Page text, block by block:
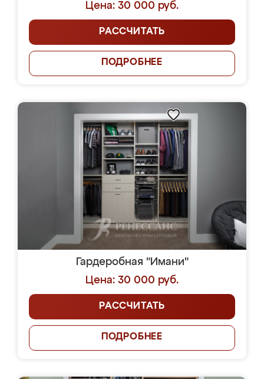
Цена: 30 000 руб.
РАССЧИТАТЬ
ПОДРОБНЕЕ
Гардеробная "Имани"
Цена: 30 000 руб.
РАССЧИТАТЬ
ПОДРОБНЕЕ